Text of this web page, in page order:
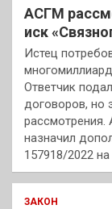
АСГМ
иск
Истец
Ответчик
договоров, но
назначил
157918/2022
ЗАКОН